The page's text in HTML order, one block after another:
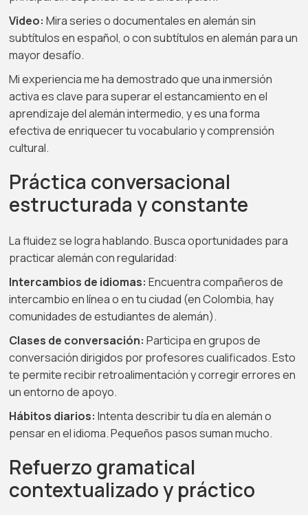
Video: Mira series o documentales en alemán sin
subtítulos en español, o con subtítulos en alemán para un
mayor desafío.
Mi experiencia me ha demostrado que una inmersión
activa es clave para superar el estancamiento en el
aprendizaje del alemán intermedio, y es una forma
efectiva de enriquecer tu vocabulario y comprensión
cultural.
Práctica conversacional
estructurada y constante
La fluidez se logra hablando. Busca oportunidades para
practicar alemán con regularidad:
Intercambios de idiomas: Encuentra compañeros de
intercambio en línea o en tu ciudad (en Colombia, hay
comunidades de estudiantes de alemán).
Clases de conversación: Participa en grupos de
conversación dirigidos por profesores cualificados. Esto
te permite recibir retroalimentación y corregir errores en
un entorno de apoyo.
Hábitos diarios: Intenta describir tu día en alemán o
pensar en el idioma. Pequeños pasos suman mucho.
Refuerzo gramatical
contextualizado y práctico